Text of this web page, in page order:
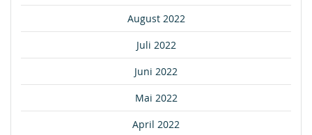
August 2022
Juli 2022
Juni 2022
Mai 2022
April 2022